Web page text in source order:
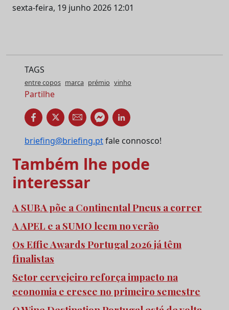
sexta-feira, 19 junho 2026 12:01
TAGS
entre copos marca prémio vinho
Partilhe
briefing@briefing.ptfale connosco!
Também lhe pode
interessar
A SUBA põe a Continental Pneus a correr
A APEL e a SUMO leem no verão
Os Effie Awards Portugal 2026 já têm
finalistas
Setor cervejeiro reforça impacto na
economia e cresce no primeiro semestre